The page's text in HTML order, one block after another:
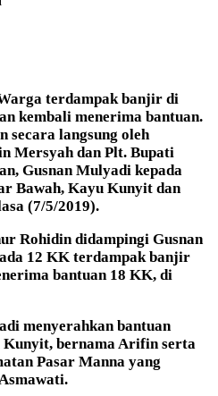
terdampak banjir di
kembali menerima bantuan.
secara langsung oleh
Mersyah dan Plt. Bupati
Gusnan Mulyadi kepada
Bawah, Kayu Kunyit dan
(7/5/2019).
Rohidin didampingi Gusnan
12 KK terdampak banjir
bantuan 18 KK, di
menyerahkan bantuan
Kunyit, bernama Arifin serta
Pasar Manna yang